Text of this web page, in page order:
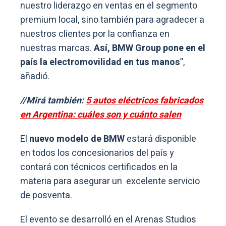
nuestro liderazgo en ventas en el segmento
premium local, sino también para agradecer a
nuestros clientes por la confianza en
nuestras marcas.Así, BMW Group pone en el
país la electromovilidad en tus manos”,
añadió.
//Mirá también:5 autos eléctricos fabricados
en Argentina: cuáles son y cuánto salen
El nuevo modelo de BMWestará disponible
en todos los concesionarios del país y
contará con técnicos certificados en la
materia para asegurar un excelente servicio
de posventa.
El evento se desarrolló en el Arenas Studios